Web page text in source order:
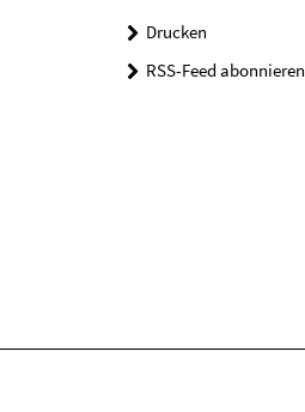
Drucken
RSS-Feed abonnieren